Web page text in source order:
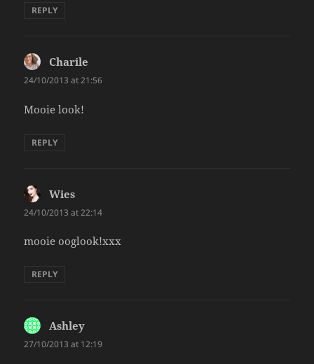
REPLY
Charile
24/10/2013 at 21:56
Mooie look!
REPLY
Wies
24/10/2013 at 22:14
mooie ooglook!xxx
REPLY
Ashley
27/10/2013 at 12:19